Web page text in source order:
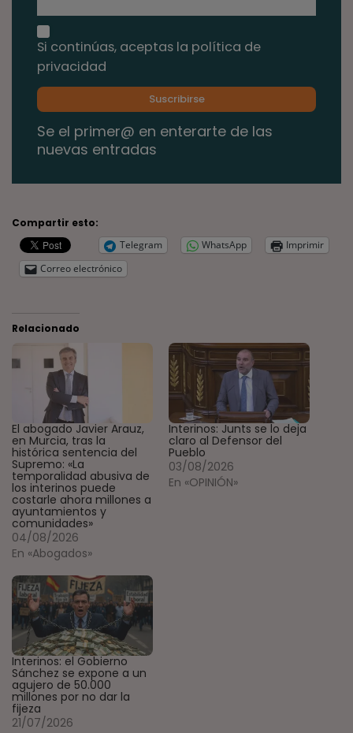
Si continúas, aceptas la política de
privacidad
Se el primer@ en enterarte de las
nuevas entradas
Compartir esto:
Telegram
WhatsApp
Imprimir
Correo electrónico
Relacionado
El abogado Javier Arauz,
en Murcia, tras la
histórica sentencia del
Supremo: «La
temporalidad abusiva de
los interinos puede
costarle ahora millones a
ayuntamientos y
comunidades»
04/08/2026
En «Abogados»
Interinos: Junts se lo deja
claro al Defensor del
Pueblo
03/08/2026
En «OPINIÓN»
Interinos: el Gobierno
Sánchez se expone a un
agujero de 50.000
millones por no dar la
fijeza
21/07/2026